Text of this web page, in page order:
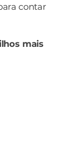
contar
mais